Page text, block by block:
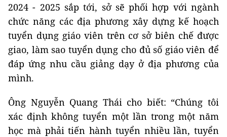
2024 - 2025 sắp tới, sở sẽ phối hợp với ngành
chức năng các địa phương xây dựng kế hoạch
tuyển dụng giáo viên trên cơ sở biên chế được
giao, làm sao tuyển dụng cho đủ số giáo viên để
đáp ứng nhu cầu giảng dạy ở địa phương của
mình.
Ông Nguyễn Quang Thái cho biết: “Chúng tôi
xác định không tuyển một lần trong một năm
học mà phải tiến hành tuyển nhiều lần, tuyển